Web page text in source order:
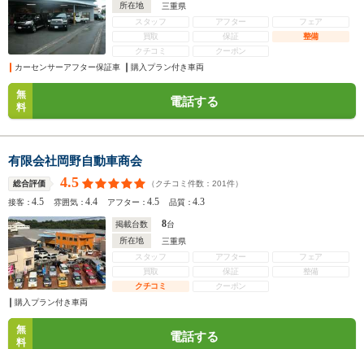
所在地
三重県
スタッフ
アフター
フェア
買取
保証
整備
クチコミ
クーポン
カーセンサーアフター保証車
購入プラン付き車両
無
料
電話する
有限会社岡野自動車商会
総合評価 4.5 （クチコミ件数： 201件）
接客：4.5 雰囲気：4.4 アフター：4.5 品質：4.3
掲載台数 8台
所在地
三重県
スタッフ
アフター
フェア
買取
保証
整備
クチコミ
クーポン
購入プラン付き車両
無
料
電話する